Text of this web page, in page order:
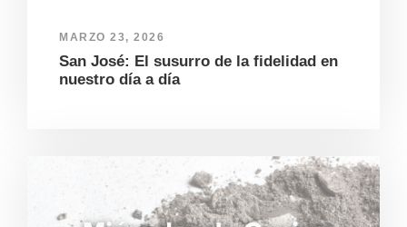
MARZO 23, 2026
San José: El susurro de la fidelidad en
nuestro día a día